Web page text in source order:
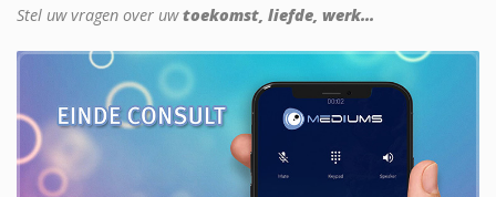
Stel uw vragen over uwtoekomst, liefde, werk...